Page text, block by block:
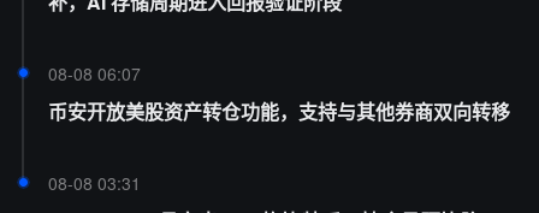
08-08 06:07
币安开放美股资产转仓功能，支持与其他券商双向转移
08-08 03:31